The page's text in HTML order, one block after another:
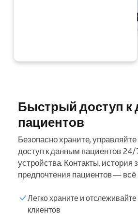
Быстрый доступ
пациентов
Безопасно храните,
доступ к данным пациентов
устройства. Контакты, история
предпочтения пациентов —
Легко храните и
клиентов